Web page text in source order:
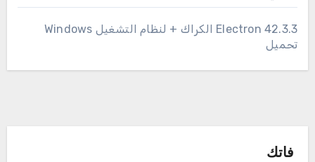
Electron 42.3.3 الكراك + لنظام التشغيل Windows
تحميل
فاتك